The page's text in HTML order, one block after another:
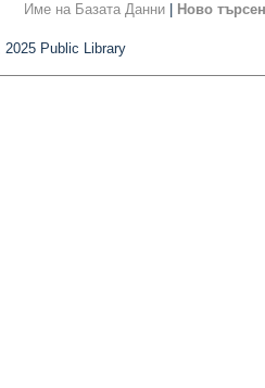
Име на Базата Данни Ново
2025 Public Library